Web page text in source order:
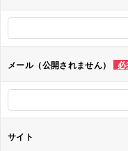
シ
ョ
ン
メール（公開されません）
サイト